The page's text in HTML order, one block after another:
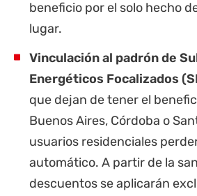
beneficio por el solo hecho
lugar.
Vinculación al padrón de
Energéticos Focalizados
que dejan de tener el
Buenos Aires, Córdoba o
usuarios residenciales
automático. A partir de la
descuentos se aplicarán